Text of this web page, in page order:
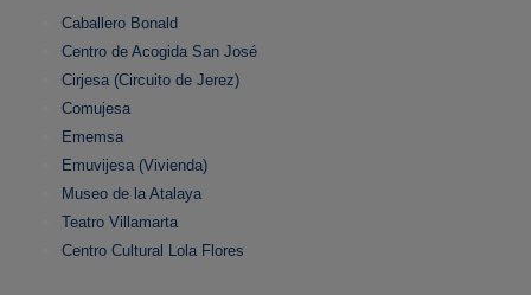
Caballero Bonald
Centro de Acogida San José
Cirjesa (Circuito de Jerez)
Comujesa
Ememsa
Emuvijesa (Vivienda)
Museo de la Atalaya
Teatro Villamarta
Centro Cultural Lola Flores